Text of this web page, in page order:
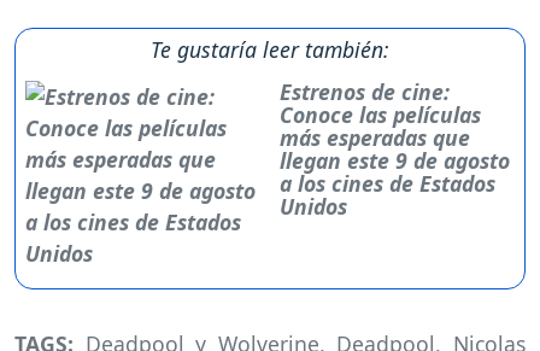
Te gustaría leer también:
Estrenos de cine:
Conoce las películas
más esperadas que
llegan este 9 de agosto
a los cines de Estados
Unidos
TAGS: Deadpool y Wolverine, Deadpool, Nicolas